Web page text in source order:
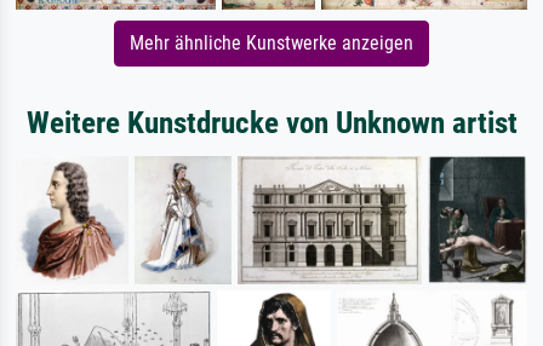
Mehr ähnliche Kunstwerke anzeigen
Weitere Kunstdrucke von Unknown artist